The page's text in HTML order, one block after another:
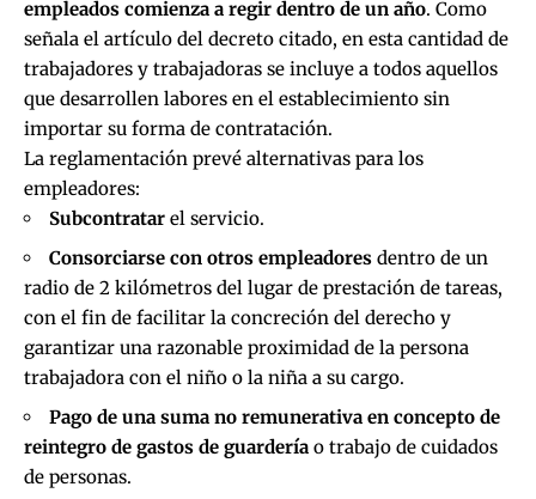
empleados comienza a regir dentro de un año. Como
señala el artículo del decreto citado, en esta cantidad de
trabajadores y trabajadoras se incluye a todos aquellos
que desarrollen labores en el establecimiento sin
importar su forma de contratación.
La reglamentación prevé alternativas para los
empleadores:
Subcontratar el servicio.
Consorciarse con otros empleadores dentro de un
radio de 2 kilómetros del lugar de prestación de tareas,
con el fin de facilitar la concreción del derecho y
garantizar una razonable proximidad de la persona
trabajadora con el niño o la niña a su cargo.
Pago de una suma no remunerativa en concepto de
reintegro de gastos de guardería o trabajo de cuidados
de personas.